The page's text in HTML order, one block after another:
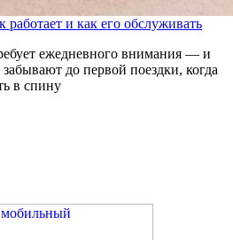
и как его обслуживать
ежедневного внимания — и
до первой поездки, когда
в спину